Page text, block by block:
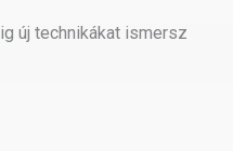
új technikákat ismersz